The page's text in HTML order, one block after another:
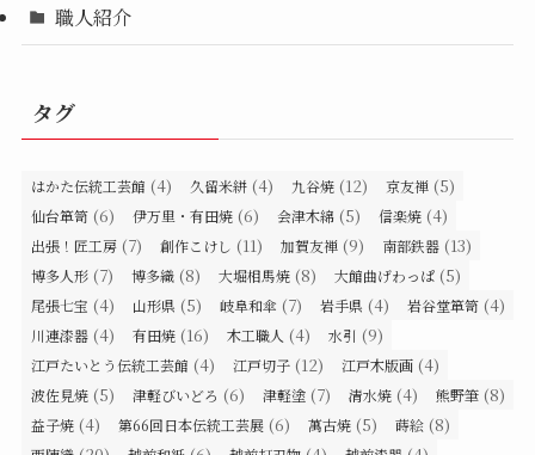
職人紹介
タグ
はかた伝統工芸館 (4) 久留米絣 (4) 九谷焼 (12) 京友禅 (5)
仙台箪笥 (6) 伊万里・有田焼 (6) 会津木綿 (5) 信楽焼 (4)
出張！匠工房 (7) 創作こけし (11) 加賀友禅 (9) 南部鉄器 (13)
博多人形 (7) 博多織 (8) 大堀相馬焼 (8) 大館曲げわっぱ (5)
尾張七宝 (4) 山形県 (5) 岐阜和傘 (7) 岩手県 (4) 岩谷堂箪笥 (4)
川連漆器 (4) 有田焼 (16) 木工職人 (4) 水引 (9)
江戸たいとう伝統工芸館 (4) 江戸切子 (12) 江戸木版画 (4)
波佐見焼 (5) 津軽びいどろ (6) 津軽塗 (7) 清水焼 (4) 熊野筆 (8)
益子焼 (4) 第66回日本伝統工芸展 (6) 萬古焼 (5) 蒔絵 (8)